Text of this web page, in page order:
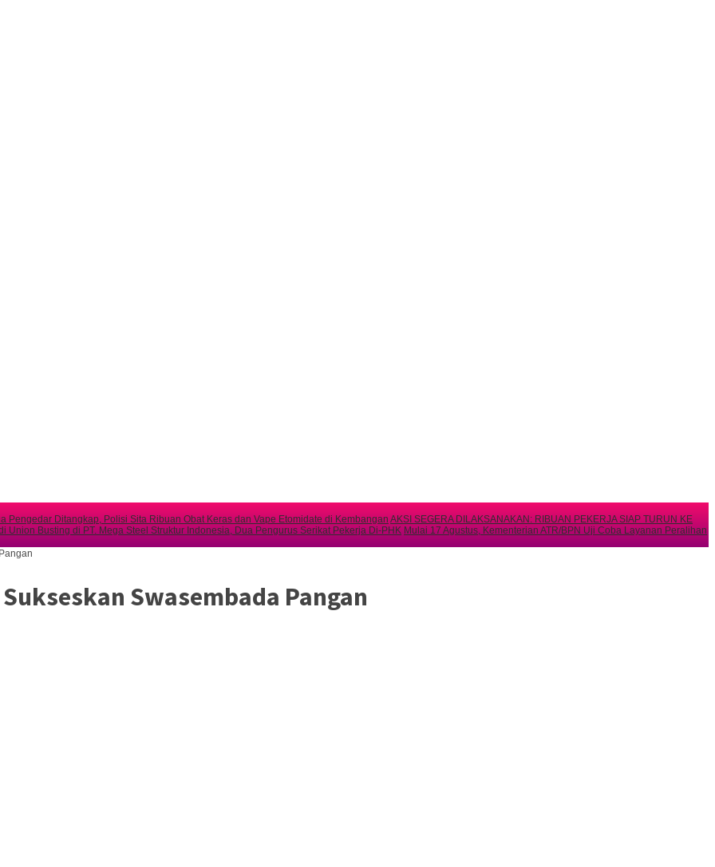
Pengedar Ditangkap, Polisi Sita Ribuan Obat Keras dan Vape Etomidate di Kembangan AKSI SEGERA DILAKSANAKAN: RIBUAN PEKERJA SIAP TURUN KE
Union Busting di PT. Mega Steel Struktur Indonesia, Dua Pengurus Serikat Pekerja Di-PHK Mulai 17 Agustus, Kementerian ATR/BPN Uji Coba Layanan Peralihan
Swasembada Pangan